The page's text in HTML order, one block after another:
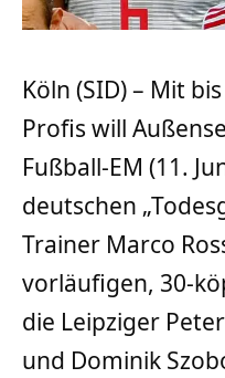
Köln (SID) – Mit
Profis will
Fußball-EM (11.
deutschen
Trainer Marco
vorläufigen, 30-
die Leipziger
und Dominik